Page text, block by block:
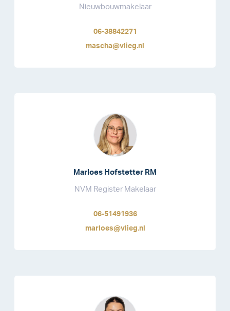
Nieuwbouwmakelaar
06-38842271
mascha@vlieg.nl
Marloes Hofstetter RM
NVM Register Makelaar
06-51491936
marloes@vlieg.nl